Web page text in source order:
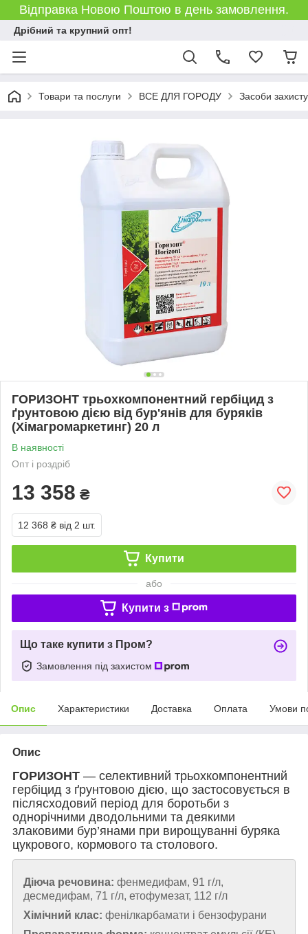
Відправка Новою Поштою в день замовлення.
Дрібний та крупний опт!
Товари та послуги ВСЕ ДЛЯ ГОРОДУ Засоби
ГОРИЗОНТ трьохкомпонентний гербіцид з
ґрунтовою дією від бур'янів для буряків
(Хімагромаркетинг) 20 л
В наявності
Опт і роздріб
13 358 ₴
12 368 ₴ від 2 шт.
Купити
або
Купити з
Що таке купити з Пром?
Замовлення під захистом
Опис Характеристики Доставка Оплата Умови
Опис
ГОРИЗОНТ — селективний трьохкомпонентний
гербіцид з ґрунтовою дією, що застосовується в
післясходовий період для боротьби з
однорічними дводольними та деякими
злаковими бур’янами при вирощуванні буряка
цукрового, кормового та столового.
Діюча речовина: фенмедифам, 91 г/л,
десмедифам, 71 г/л, етофумезат, 112 г/л
Хімічний клас: фенілкарбамати і бензофурани